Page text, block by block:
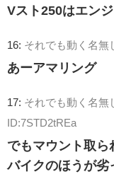
Vスト250はエン
16: それでも動く名無し
あーアマリング
17: それでも動く名無し
ID:7STD2tREa
でもマウント取ら
バイクのほうが劣